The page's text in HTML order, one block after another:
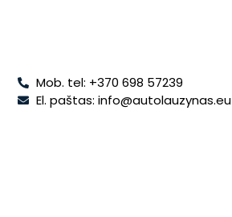
Mob. tel: +370 698 57239
El. paštas: info@autolauzynas.eu